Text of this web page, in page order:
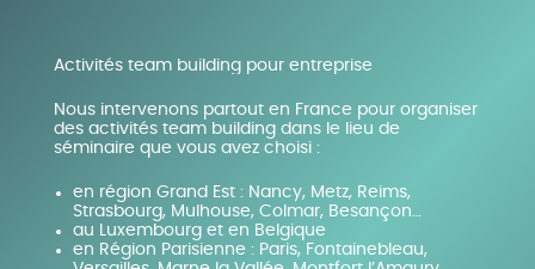
Activités team building pour entreprise
Nous intervenons partout en France pour organiser
des activités team building dans le lieu de
séminaire que vous avez choisi :
en région Grand Est : Nancy, Metz, Reims,
Strasbourg, Mulhouse, Colmar, Besançon…
au Luxembourg et en Belgique
en Région Parisienne : Paris, Fontainebleau,